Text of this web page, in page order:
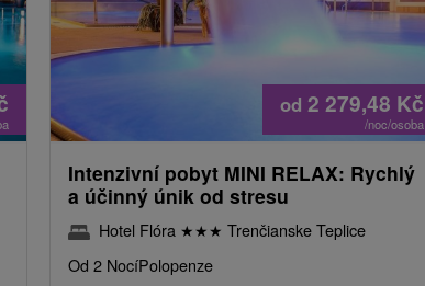
od 2 279,48 Kč
/noc/osoba
Intenzivní pobyt MINI RELAX: Rychlý
a účinný únik od stresu
Hotel Flóra ★★★ Trenčianske Teplice
Od 2 NocíPolopenze